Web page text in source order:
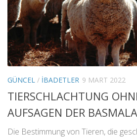
GÜNCEL / İBADETLER 9 MART 2022
TIERSCHLACHTUNG
AUFSAGEN DER BASMALA
Die Bestimmung von Tieren, die